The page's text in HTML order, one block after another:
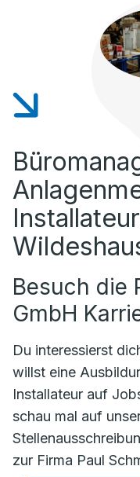
Besuch die
GmbH
Du interessierst
willst eine
Installateur auf
schau mal auf
zur Firma Paul